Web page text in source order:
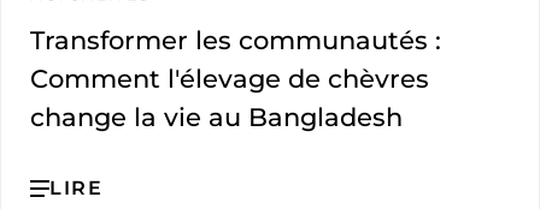
Transformer les communautés :
Comment l'élevage de chèvres
change la vie au Bangladesh
LIRE